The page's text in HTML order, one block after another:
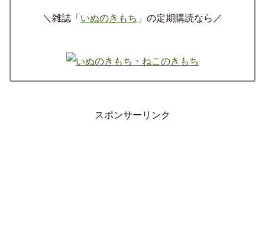
＼雑誌「 いぬのきもち 」の定期購読なら／
スポンサーリンク